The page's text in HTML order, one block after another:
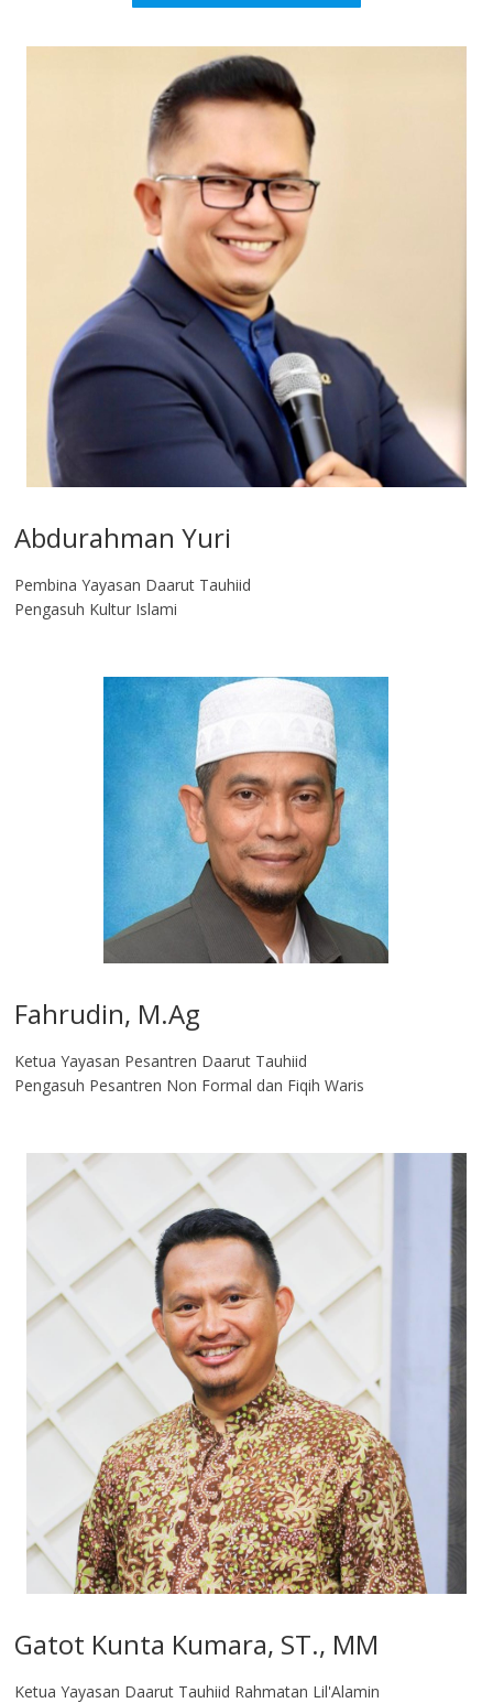
Abdurahman Yuri
Pembina Yayasan Daarut Tauhiid
Pengasuh Kultur Islami
Fahrudin, M.Ag​
Ketua Yayasan Pesantren Daarut Tauhiid
Pengasuh Pesantren Non Formal dan Fiqih Waris
Gatot Kunta Kumara, ST., MM
Ketua Yayasan Daarut Tauhiid Rahmatan Lil'Alamin